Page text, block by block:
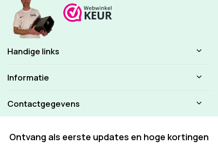
Handige links
Informatie
Contactgegevens
Ontvang als eerste updates en hoge kortingen